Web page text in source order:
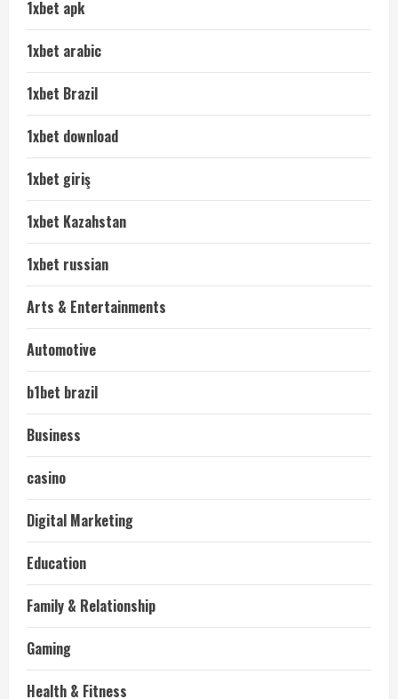
1xbet apk
1xbet arabic
1xbet Brazil
1xbet download
1xbet giriş
1xbet Kazahstan
1xbet russian
Arts & Entertainments
Automotive
b1bet brazil
Business
casino
Digital Marketing
Education
Family & Relationship
Gaming
Health & Fitness